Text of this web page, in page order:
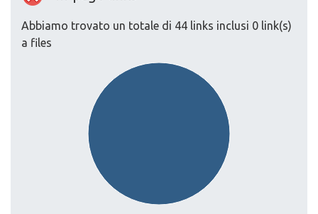
Abbiamo trovato un totale di 44 links inclusi 0 link(s)
a files